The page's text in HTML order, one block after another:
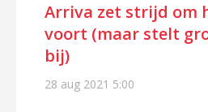
Arriva zet strijd om
voort (maar stelt
bij)
28 aug 2021 5:00